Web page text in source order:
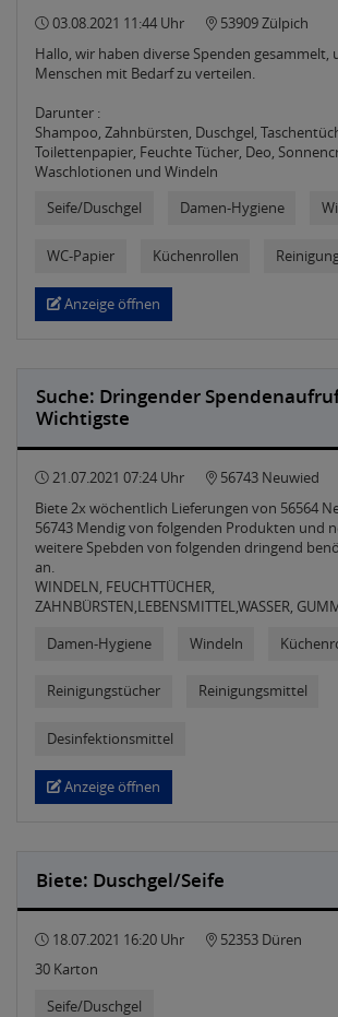
03.08.2021 11:44 Uhr
53909 Zülpich
Hallo, wir haben diverse Spenden gesammelt,
Menschen mit Bedarf zu verteilen.
Darunter :
Shampoo, Zahnbürsten, Duschgel,
Toilettenpapier, Feuchte Tücher, Deo,
Waschlotionen und Windeln
Seife/Duschgel
Damen-Hygiene
WC-Papier Küchenrollen
Anzeige öffnen
Suche: Dringender
Wichtigste
21.07.2021 07:24 Uhr
56743 Neuwied
Biete 2x wöchentlich Lieferungen von 56564
56743 Mendig von folgenden Produkten und
weitere Spebden von folgenden dringend
an.
WINDELN, FEUCHTTÜCHER,
ZAHNBÜRSTEN,LEBENSMITTEL,WASSER,
Damen-Hygiene
Windeln
Reinigungstücher Reinigungsmittel
Desinfektionsmittel
Anzeige öffnen
Biete: Duschgel/Seife
18.07.2021 16:20 Uhr
52353 Düren
30 Karton
Seife/Duschgel